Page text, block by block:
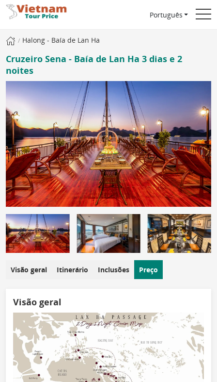
Português
Halong - Baía de Lan Ha
Cruzeiro Sena - Baía de Lan Ha 3 dias e 2
noites
Visão geral Itinerário Inclusões Preço
Visão geral